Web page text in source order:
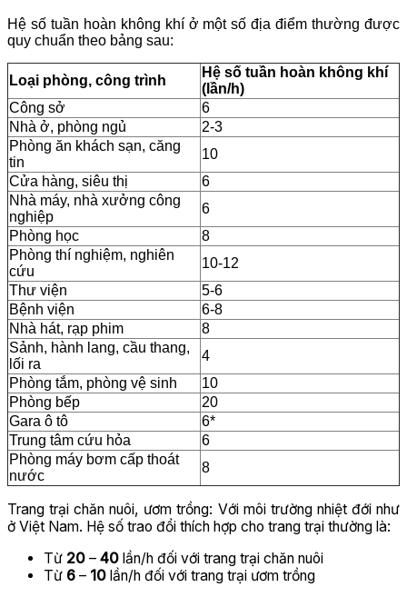
Hệ số tuần hoàn không khí ở một số địa điểm thường được
quy chuẩn theo bảng sau:
Loại phòng, công trình
Hệ số tuần hoàn không khí
(lần/h)
Công sở
6
Nhà ở, phòng ngủ
2-3
Phòng ăn khách sạn, căng
tin
10
Cửa hàng, siêu thị
6
Nhà máy, nhà xưởng công
nghiệp
6
Phòng học
8
Phòng thí nghiệm, nghiên
cứu
10-12
Thư viện
5-6
Bệnh viện
6-8
Nhà hát, rạp phim
8
Sảnh, hành lang, cầu thang,
lối ra
4
Phòng tắm, phòng vệ sinh
10
Phòng bếp
20
Gara ô tô
6*
Trung tâm cứu hỏa
6
Phòng máy bơm cấp thoát
nước
8
Trang trại chăn nuôi, ươm trồng: Với môi trường nhiệt đới như
ở Việt Nam. Hệ số trao đổi thích hợp cho trang trại thường là:
Từ 20 – 40 lần/h đối với trang trại chăn nuôi
Từ 6 – 10 lần/h đối với trang trại ươm trồng